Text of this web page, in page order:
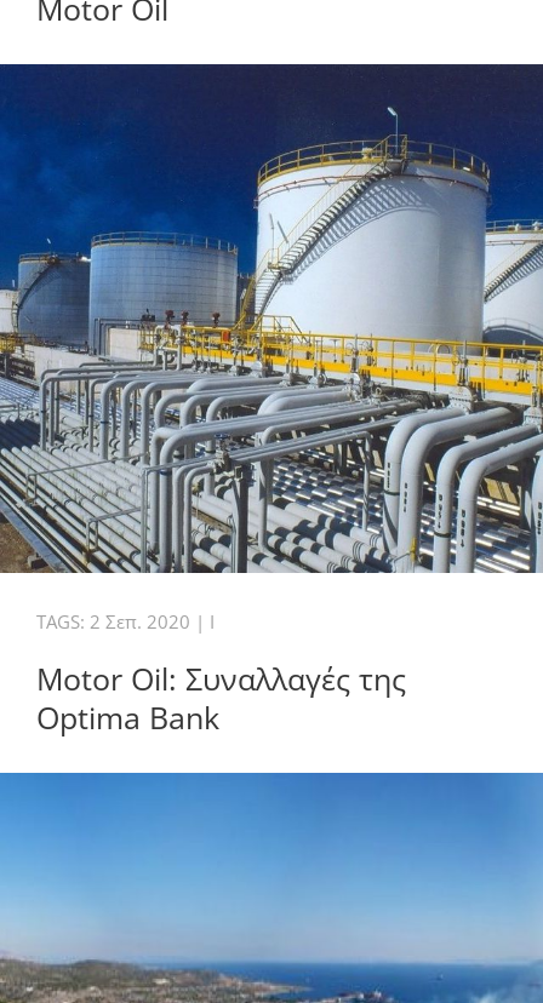
Motor Oil
TAGS: 2 Σεπ. 2020 | I
Motor Oil: Συναλλαγές της
Οptima Βank